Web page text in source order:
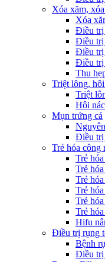
Xóa xăm,
Xóa
Điều trị
Điều trị
Điều trị
Điều trị
Thu
Triệt lông,
Triệt
Hôi
Mụn trứng cá
Điều trị
Trẻ hóa công
Trẻ
Trẻ
Trẻ
Trẻ
Trẻ
Trẻ
Hifu
Điều trị rụng
Bệnh
Điều trị